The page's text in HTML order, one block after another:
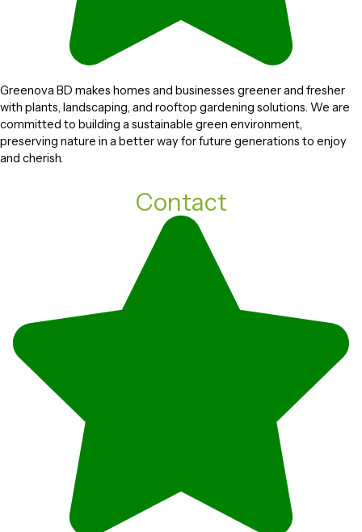
Greenova BD makes homes and businesses greener and fresher
with plants, landscaping, and rooftop gardening solutions. We are
committed to building a sustainable green environment,
preserving nature in a better way for future generations to enjoy
and cherish.
Contact